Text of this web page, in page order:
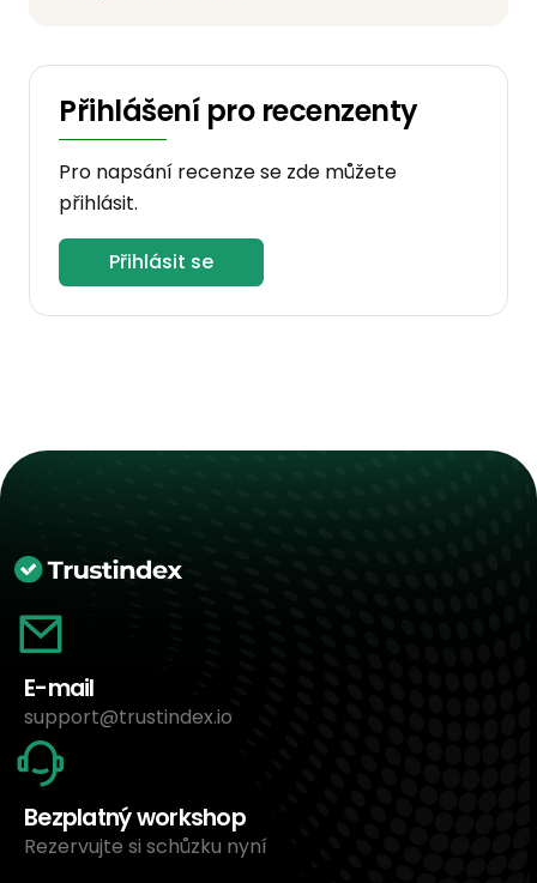
Přihlášení pro recenzenty
Pro napsání recenze se zde můžete
přihlásit.
Přihlásit se
E-mail
support@trustindex.io
Bezplatný workshop
Rezervujte si schůzku nyní